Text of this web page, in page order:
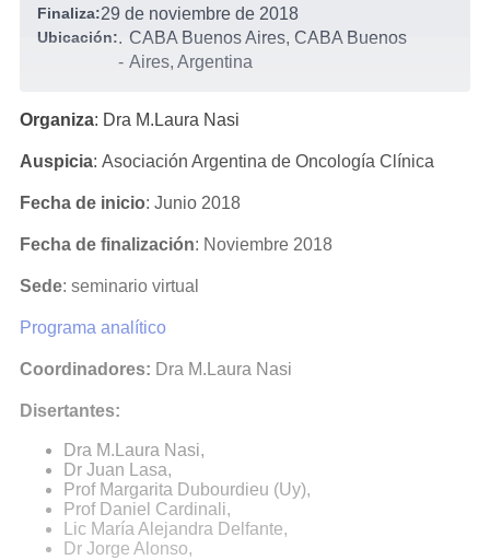
Finaliza:29 de noviembre de 2018
Ubicación:.
-
CABA Buenos Aires, CABA Buenos
Aires, Argentina
Organiza: Dra M.Laura Nasi
Auspicia: Asociación Argentina de Oncología Clínica
Fecha de inicio: Junio 2018
Fecha de finalización: Noviembre 2018
Sede: seminario virtual
Programa analítico
Coordinadores: Dra M.Laura Nasi
Disertantes:
Dra M.Laura Nasi,
Dr Juan Lasa,
Prof Margarita Dubourdieu (Uy),
Prof Daniel Cardinali,
Lic María Alejandra Delfante,
Dr Jorge Alonso,